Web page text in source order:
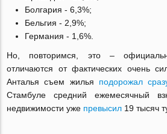
Болгария - 6,3%;
Бельгия - 2,9%;
Германия - 1,6%.
Но, повторимся, это –
отличаются от фактических очень
Анталья съем жилья подорожал
Стамбуле средний ежемесячный
недвижимости уже превысил 19 тысяч